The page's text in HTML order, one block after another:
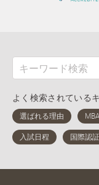
よく検索されている